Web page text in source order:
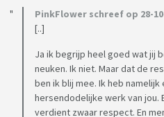
PinkFlower schreef op 28-
[..]
Ja ik begrijp heel goed wat jij
neuken. Ik niet. Maar dat de
ben ik blij mee. Ik heb
hersendodelijke werk van jou.
verdient zwaar respect. En